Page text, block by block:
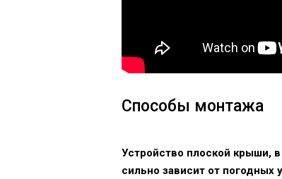
Способы монтажа
Устройство плоской крыши,
сильно зависит от погодных